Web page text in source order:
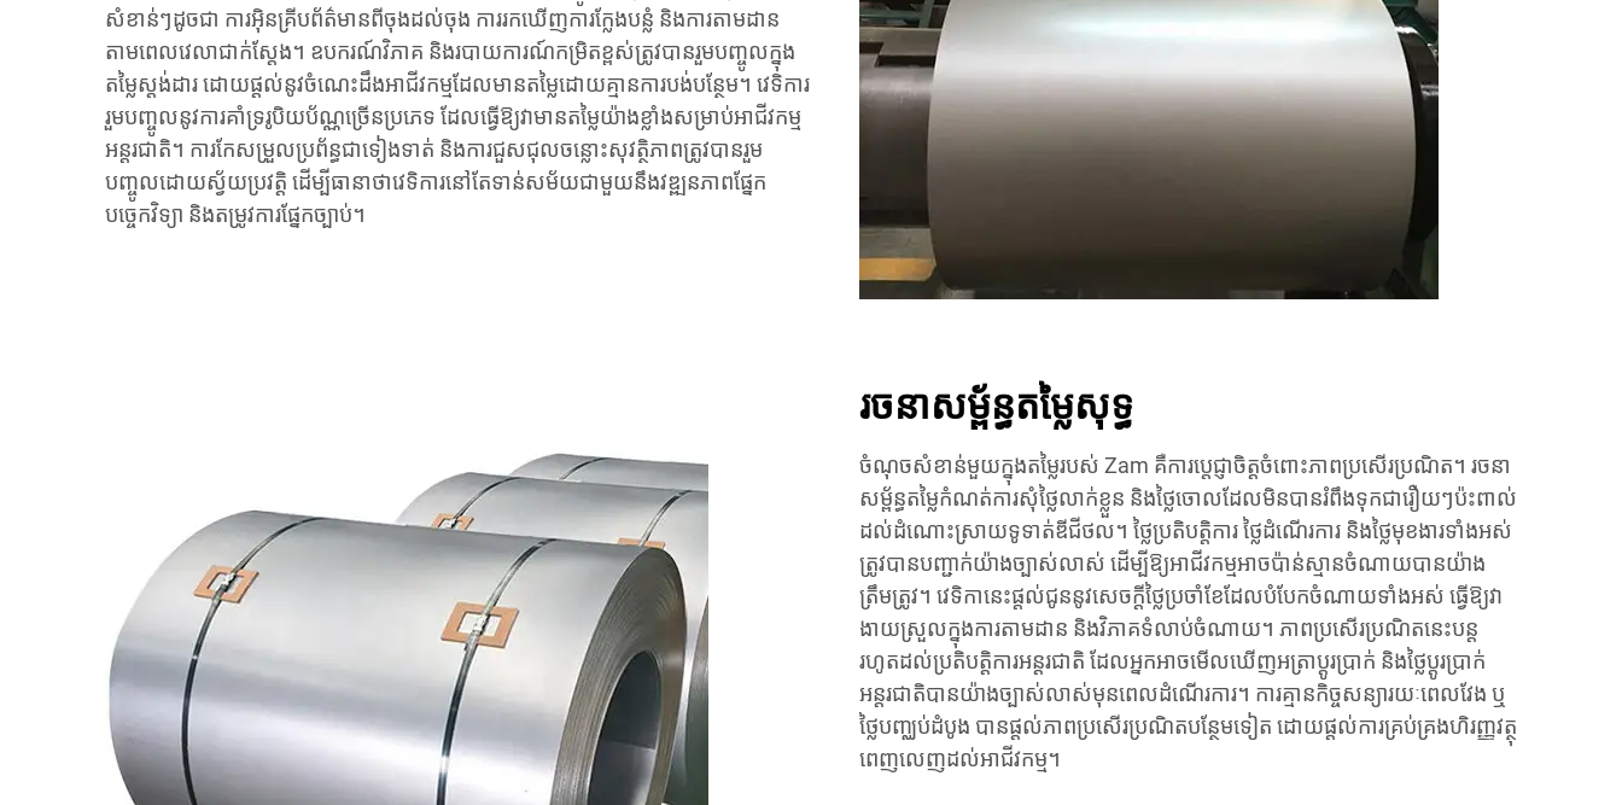
សំខាន់ៗដូចជា ការអ៊ិនគ្រីបព័ត៌មានពីចុងដល់ចុង ការរកឃើញការក្លែងបន្លំ និងការតាមដាន
តាមពេលវេលាជាក់ស្តែង។ ឧបករណ៍វិភាគ និងរបាយការណ៍កម្រិតខ្ពស់ត្រូវបានរួមបញ្ចូលក្នុង
តម្លៃស្តង់ដារ ដោយផ្តល់នូវចំណេះដឹងអាជីវកម្មដែលមានតម្លៃដោយគ្មានការបង់បន្ថែម។ វេទិការ
រួមបញ្ចូលនូវការគាំទ្ររូបិយប័ណ្ណច្រើនប្រភេទ ដែលធ្វើឱ្យវាមានតម្លៃយ៉ាងខ្លាំងសម្រាប់អាជីវកម្ម
អន្តរជាតិ។ ការកែសម្រួលប្រព័ន្ធជាទៀងទាត់ និងការជួសជុលចន្លោះសុវត្ថិភាពត្រូវបានរួម
បញ្ចូលដោយស្វ័យប្រវត្តិ ដើម្បីធានាថាវេទិការនៅតែទាន់សម័យជាមួយនឹងវឌ្ឍនភាពផ្នែក
បច្ចេកវិទ្យា និងតម្រូវការផ្នែកច្បាប់។
រចនាសម្ព័ន្ធតម្លៃសុទ្ធ
ចំណុចសំខាន់មួយក្នុងតម្លៃរបស់ Zam គឺការប្តេជ្ញាចិត្តចំពោះភាពប្រសើរប្រណិត។ រចនា
សម្ព័ន្ធតម្លៃកំណត់ការសុំថ្លៃលាក់ខ្លួន និងថ្លៃចោលដែលមិនបានរំពឹងទុកជារឿយៗប៉ះពាល់
ដល់ដំណោះស្រាយទូទាត់ឌីជីថល។ ថ្លៃប្រតិបត្តិការ ថ្លៃដំណើរការ និងថ្លៃមុខងារទាំងអស់
ត្រូវបានបញ្ជាក់យ៉ាងច្បាស់លាស់ ដើម្បីឱ្យអាជីវកម្មអាចប៉ាន់ស្មានចំណាយបានយ៉ាង
ត្រឹមត្រូវ។ វេទិកានេះផ្តល់ជូននូវសេចក្តីថ្លៃ​ប្រចាំខែដែលបំបែកចំណាយទាំងអស់ ធ្វើឱ្យវា
ងាយស្រួលក្នុងការតាមដាន និងវិភាគទំលាប់ចំណាយ។ ភាពប្រសើរប្រណិតនេះបន្ត
រហូតដល់ប្រតិបត្តិការអន្តរជាតិ ដែលអ្នកអាចមើលឃើញអត្រាប្តូរប្រាក់ និងថ្លៃប្តូរប្រាក់
អន្តរជាតិបានយ៉ាងច្បាស់លាស់មុនពេលដំណើរការ។ ការគ្មានកិច្ចសន្យារយៈពេលវែង ឬ
ថ្លៃបញ្ឈប់ដំបូង បានផ្តល់ភាពប្រសើរប្រណិតបន្ថែមទៀត ដោយផ្តល់ការគ្រប់គ្រងហិរញ្ញវត្ថុ
ពេញលេញដល់អាជីវកម្ម។